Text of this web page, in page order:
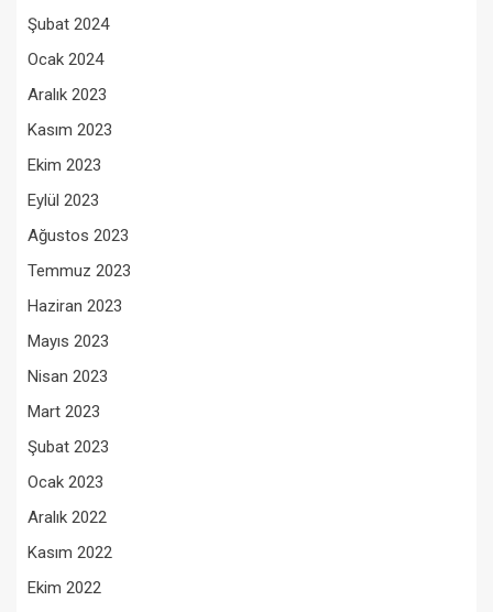
Şubat 2024
Ocak 2024
Aralık 2023
Kasım 2023
Ekim 2023
Eylül 2023
Ağustos 2023
Temmuz 2023
Haziran 2023
Mayıs 2023
Nisan 2023
Mart 2023
Şubat 2023
Ocak 2023
Aralık 2022
Kasım 2022
Ekim 2022